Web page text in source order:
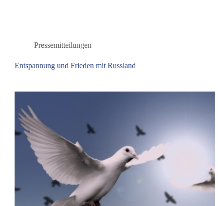
Pressemitteilungen
Entspannung und Frieden mit Russland